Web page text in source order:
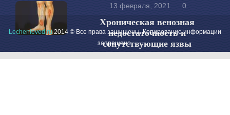
13 февраля, 2021 0
Хроническая венозная
недостаточность и
сопутствующие язвы
Lechenieved.ru2014 © Все права защищены. Копирование информации
запрещено.